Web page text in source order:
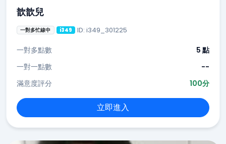
歆歆兒
一對多忙線中 i349 ID: i349_301225
一對多點數
5 點
一對一點數
--
滿意度評分
100分
立即進入